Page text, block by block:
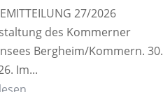
27/2026
des Kommerner
Bergheim/Kommern. 30.
Im...